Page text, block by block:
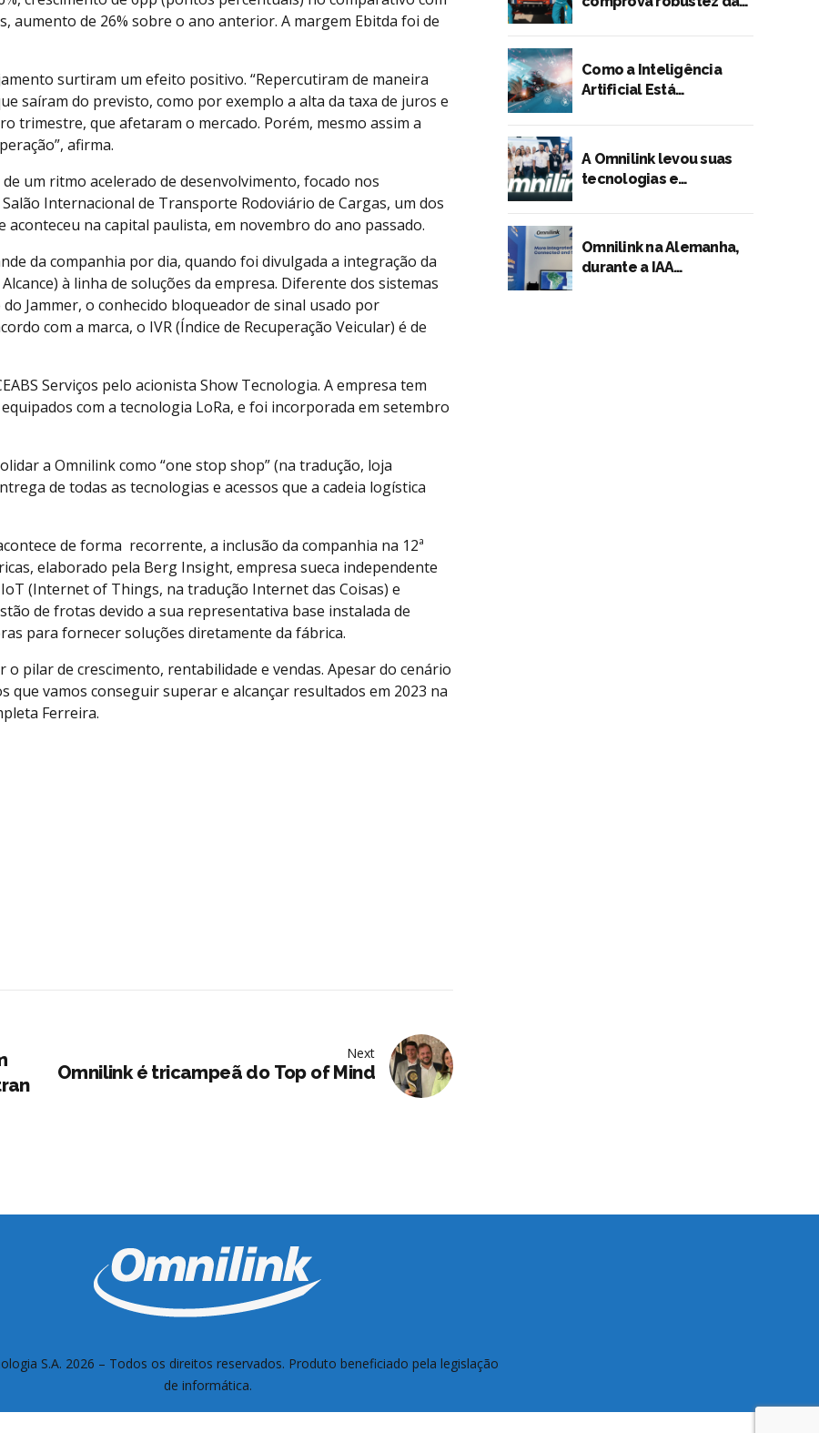
aumento de 26% sobre o ano anterior. A margem Ebitda foi de
surtiram um efeito positivo. “Repercutiram de maneira
saíram do previsto, como por exemplo a alta da taxa de juros e
trimestre, que afetaram o mercado. Porém, mesmo assim a
afirma.
um ritmo acelerado de desenvolvimento, focado nos
Internacional de Transporte Rodoviário de Cargas, um dos
na capital paulista, em novembro do ano passado.
da companhia por dia, quando foi divulgada a integração da
à linha de soluções da empresa. Diferente dos sistemas
Jammer, o conhecido bloqueador de sinal usado por
com a marca, o IVR (Índice de Recuperação Veicular) é de
Serviços pelo acionista Show Tecnologia. A empresa tem
com a tecnologia LoRa, e foi incorporada em setembro
a Omnilink como “one stop shop” (na tradução, loja
de todas as tecnologias e acessos que a cadeia logística
de forma recorrente, a inclusão da companhia na 12ª
elaborado pela Berg Insight, empresa sueca independente
(Internet of Things, na tradução Internet das Coisas) e
de frotas devido a sua representativa base instalada de
para fornecer soluções diretamente da fábrica.
pilar de crescimento, rentabilidade e vendas. Apesar do cenário
que vamos conseguir superar e alcançar resultados em 2023 na
Ferreira.
Next
Omnilink é tricampeã do Top of Mind
Como a Inteligência
Artificial Está
de Cargas
A Omnilink levou suas
tecnologias e
Omnilink na Alemanha,
durante a IAA
S.A. 2026 – Todos os direitos reservados. Produto beneficiado pela legislação
de informática.